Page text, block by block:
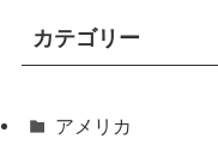
カテゴリー
アメリカ